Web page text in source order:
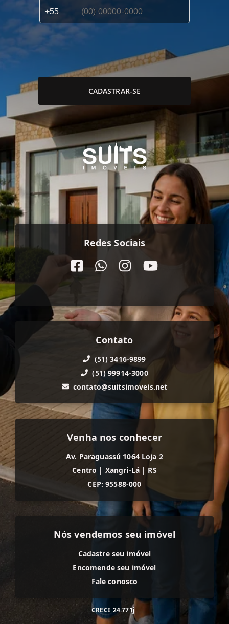
CADASTRAR-SE
Redes Sociais
Contato
(51) 3416-9899
(51) 99914-3000
contato@suitsimoveis.net
Venha nos conhecer
Av. Paraguassú 1064 Loja 2
Centro | Xangri-Lá | RS
CEP: 95588-000
Nós vendemos seu imóvel
Cadastre seu imóvel
Encomende seu imóvel
Fale conosco
CRECI 24.771j